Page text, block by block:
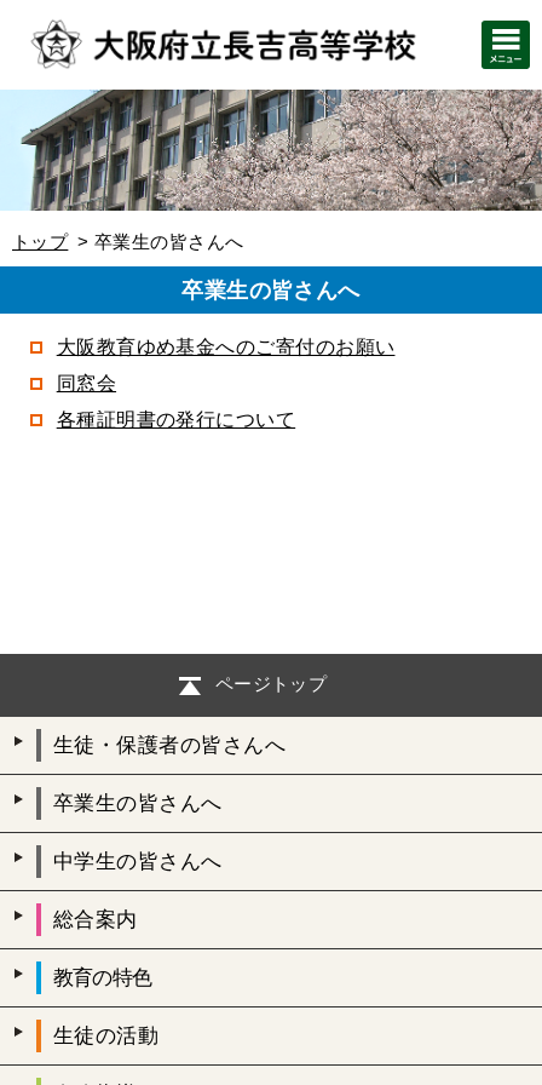
トップ 卒業生の皆さんへ
卒業生の皆さんへ
大阪教育ゆめ基金へのご寄付のお願い
同窓会
各種証明書の発行について
ページトップ
生徒・保護者の皆さんへ
卒業生の皆さんへ
中学生の皆さんへ
総合案内
教育の特色
生徒の活動